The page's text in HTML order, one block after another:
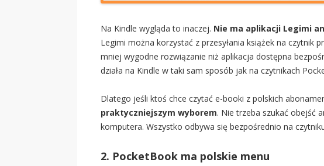
Na Kindle wygląda to inaczej. Nie ma aplikacji Legimi
Legimi można korzystać z przesyłania książek na czytnik
mniej wygodne rozwiązanie niż aplikacja dostępna
działa na Kindle w taki sam sposób jak na czytnikach
Dlatego jeśli ktoś chce czytać e-booki z polskich
praktyczniejszym wyborem. Nie trzeba szukać obejść
komputera. Wszystko odbywa się bezpośrednio na
2. PocketBook ma polskie menu